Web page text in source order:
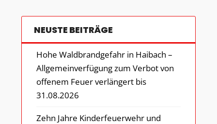
NEUSTE BEITRÄGE
Hohe Waldbrandgefahr in Haibach –
Allgemeinverfügung zum Verbot von
offenem Feuer verlängert bis
31.08.2026
Zehn Jahre Kinderfeuerwehr und